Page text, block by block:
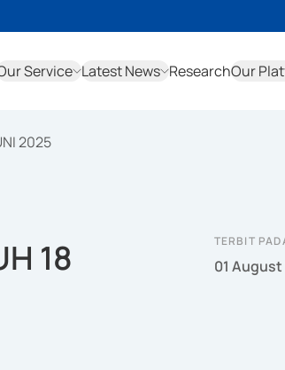
Service Latest News ResearchOur
2025
18
TERBIT
01 August